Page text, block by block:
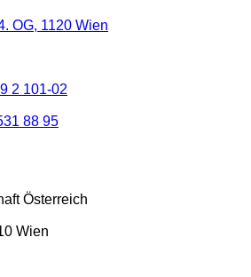
OG, 1120 Wien
2 101-02
88 95
Österreich
Wien